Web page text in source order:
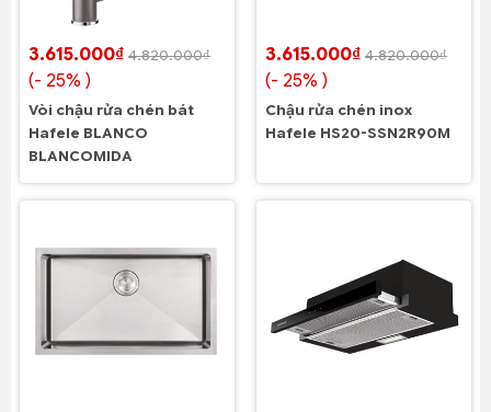
3.615.000₫ 4.820.000₫
(- 25% )
Vòi chậu rửa chén bát
Hafele BLANCO
BLANCOMIDA
3.615.000₫ 4.820.000₫
(- 25% )
Chậu rửa chén inox
Hafele HS20-SSN2R90M